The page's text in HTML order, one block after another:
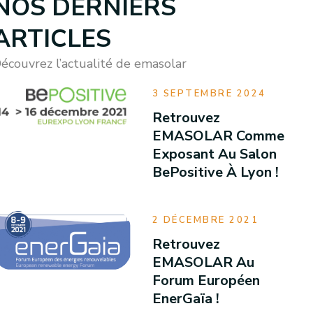
DERNIERS
l’actualité de emasolar
3 SEPTEMBRE 2024
Retrouvez
EMASOLAR Comme
Exposant Au Salon
BePositive À Lyon !
2 DÉCEMBRE 2021
Retrouvez
EMASOLAR Au
Forum Européen
EnerGaïa !